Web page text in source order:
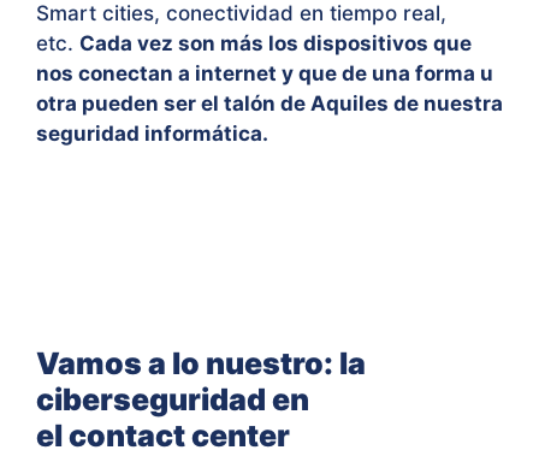
Smart cities, conectividad en tiempo real,
etc. Cada vez son más los dispositivos que
nos conectan a internet y que de una forma u
otra pueden ser el talón de Aquiles de nuestra
seguridad informática.
Vamos a lo nuestro: la
ciberseguridad en
el contact center